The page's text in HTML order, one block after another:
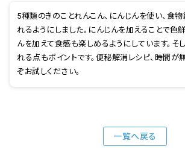
5種類のきのことれんこん、にんじんを使い、食
れるようにしました。にんじんを加えることで色
んを加えて食感も楽しめるようにしています。そ
れる点もポイントです。便秘解消レシピ、時間が
ぞお試しください。
一覧へ戻る